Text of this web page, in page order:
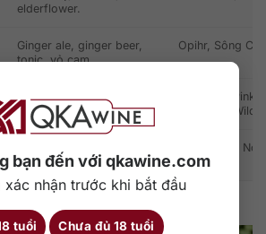
bạn đến với qkawine.com
xác nhận trước khi bắt đầu
tuổi Chưa đủ 18 tuổi
elderflower.
Ginger ale, ginger beer,
tonic, vỏ cam.
Opihr, Sông
Soda, lemonade, tonic
hương berry.
Beefeater
Greenall’s Wild
garnish tối giản.
Monkey 47,
dễ pha tại nhà